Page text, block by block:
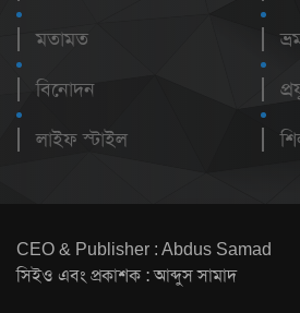
মতামত
বিনোদন
লাইফ স্টাইল
CEO & Publisher : Abdus Samad
সিইও এবং প্রকাশক : আব্দুস সামাদ